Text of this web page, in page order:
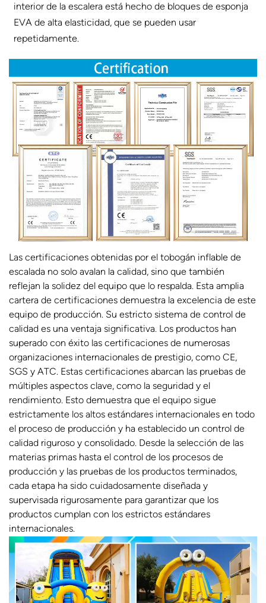
interior de la escalera está hecho de bloques de esponja
EVA de alta elasticidad, que se pueden usar
repetidamente.
Las certificaciones obtenidas por el tobogán inflable de
escalada no solo avalan la calidad, sino que también
reflejan la solidez del equipo que lo respalda. Esta amplia
cartera de certificaciones demuestra la excelencia de este
equipo de producción. Su estricto sistema de control de
calidad es una ventaja significativa. Los productos han
superado con éxito las certificaciones de numerosas
organizaciones internacionales de prestigio, como CE,
SGS y ATC. Estas certificaciones abarcan las pruebas de
múltiples aspectos clave, como la seguridad y el
rendimiento. Esto demuestra que el equipo sigue
estrictamente los altos estándares internacionales en todo
el proceso de producción y ha establecido un control de
calidad riguroso y consolidado. Desde la selección de las
materias primas hasta el control de los procesos de
producción y las pruebas de los productos terminados,
cada etapa ha sido cuidadosamente diseñada y
supervisada rigurosamente para garantizar que los
productos cumplan con los estrictos estándares
internacionales.